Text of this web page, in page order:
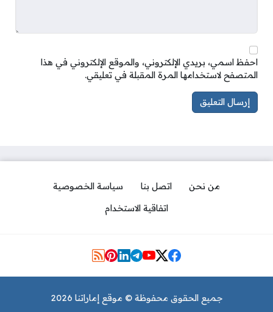
احفظ اسمي، بريدي الإلكتروني، والموقع الإلكتروني في هذا
المتصفح لاستخدامها المرة المقبلة في تعليقي.
من نحن اتصل بنا
سياسة الخصوصية
اتفاقية الاستخدام
مواقع التواصل
جميع الحقوق محفوظة © موقع إماراتنا 2026